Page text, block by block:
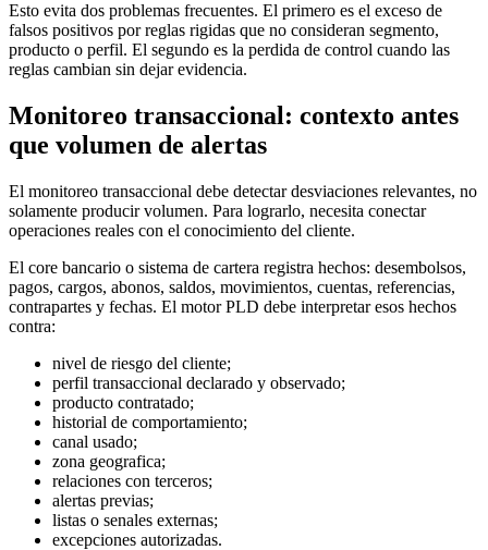
Esto evita dos problemas frecuentes. El primero es el exceso de
falsos positivos por reglas rigidas que no consideran segmento,
producto o perfil. El segundo es la perdida de control cuando las
reglas cambian sin dejar evidencia.
Monitoreo transaccional: contexto antes
que volumen de alertas
El monitoreo transaccional debe detectar desviaciones relevantes, no
solamente producir volumen. Para lograrlo, necesita conectar
operaciones reales con el conocimiento del cliente.
El core bancario o sistema de cartera registra hechos: desembolsos,
pagos, cargos, abonos, saldos, movimientos, cuentas, referencias,
contrapartes y fechas. El motor PLD debe interpretar esos hechos
contra:
nivel de riesgo del cliente;
perfil transaccional declarado y observado;
producto contratado;
historial de comportamiento;
canal usado;
zona geografica;
relaciones con terceros;
alertas previas;
listas o senales externas;
excepciones autorizadas.